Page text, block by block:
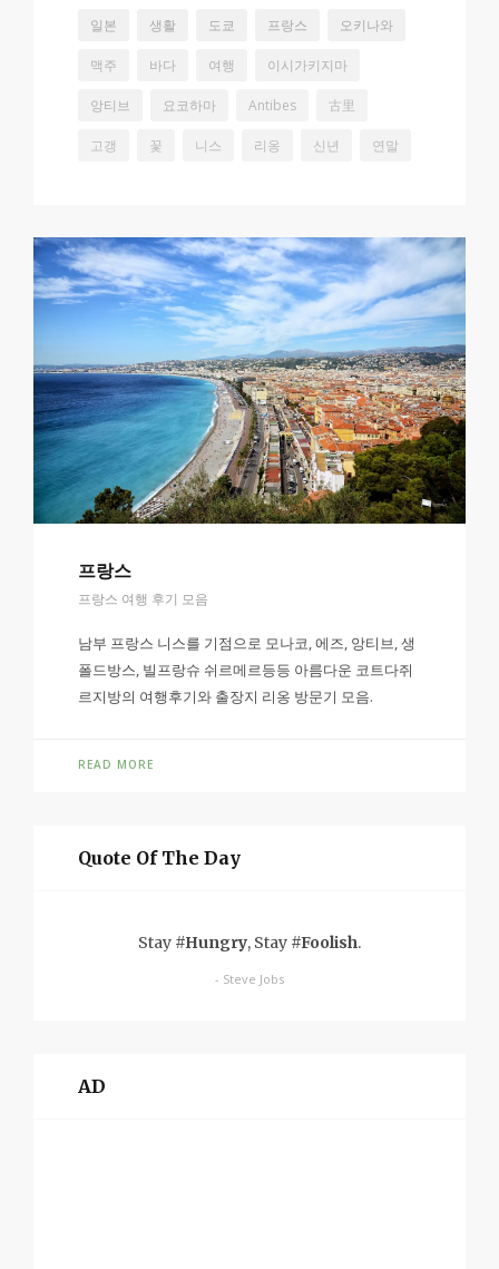
일본 생활 도쿄 프랑스 오키나와
맥주 바다 여행 이시가키지마
앙티브 요코하마 Antibes 古里
고갱 꽃 니스 리옹 신년 연말
프랑스
프랑스 여행 후기 모음
남부 프랑스 니스를 기점으로 모나코, 에즈, 앙티브, 생
폴드방스, 빌프랑슈 쉬르메르등등 아름다운 코트다쥐
르지방의 여행후기와 출장지 리옹 방문기 모음.
READ MORE
Quote Of The Day
Stay #Hungry, Stay #Foolish.
- Steve Jobs
AD